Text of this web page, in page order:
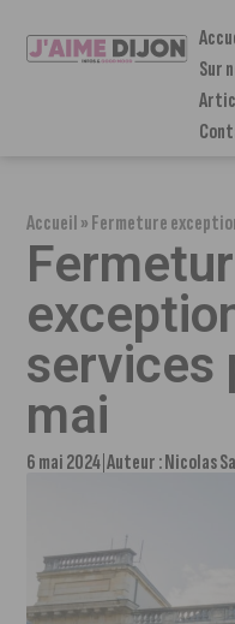
Sur
Accueil»Fermeture
services
mai
6 mai 2024 Auteur :Nicolas